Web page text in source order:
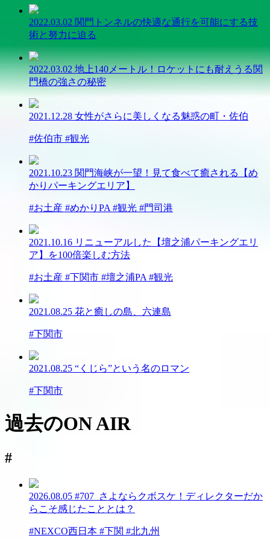
2022.03.02 関門トンネルの快適な通行を可能にする技
術と努力に迫る
2022.03.02地上140メートル！ロケットにも耐えうる関
門橋の強さの秘密
2021.12.28 女性がさらに美しくなる魅惑の町・佐伯
#佐伯市 #観光
2021.10.23 関門海峡が一望！見て食べて癒される【め
かりパーキングエリア】
#お土産 #めかりPA #観光 #門司港
2021.10.16 リニューアルした【壇之浦パーキングエリ
ア】を100倍楽しむ方法
#お土産 #下関市 #壇之浦PA #観光
2021.08.25 花と癒しの島、六連島
#下関市
2021.08.25 “くじら”という名のロマン
#下関市
過去のON AIR
#
2026.08.05 #707_さよならクボスケ！ディレクターだか
らこそ感じたこととは？
#NEXCO西日本 #下関 #北九州